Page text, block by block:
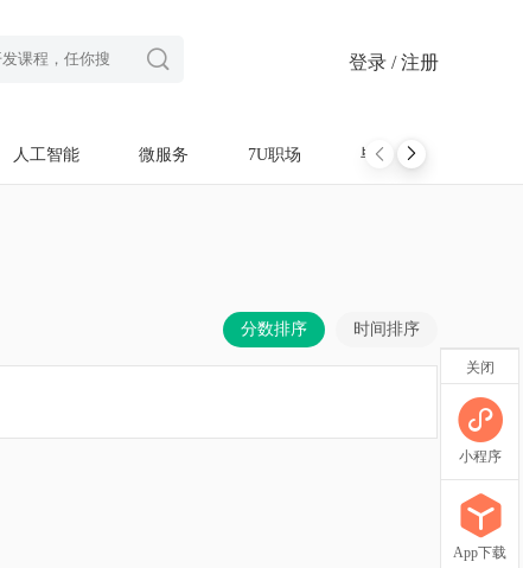
登录 / 注册

人工智能 微服务 7U职场 毕设项目
分数排序 时间排序
关闭
小程序
App下载